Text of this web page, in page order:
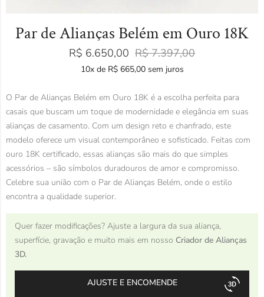
Par de Alianças Belém em Ouro 18K
R$ 6.650,00 R$7.397,00
10x de R$665,00 sem juros
O Par de Alianças Belém em Ouro 18K é a escolha perfeita para
casais que buscam um toque de modernidade e elegância em suas
alianças de casamento. Com um design reto e chanfrado, este
modelo oferece um visual contemporâneo e sofisticado. Feitas com
ouro 18K certificado, essas alianças são mais do que simples
acessórios – são símbolos duradouros de amor e compromisso.
Celebre sua união com o Par de Alianças Belém, onde o estilo
encontra a qualidade superior.
Quer fazer modificações? Ajuste a largura da sua aliança,
superfície, gravação e muito mais em nosso Criador de Alianças
3D.
AJUSTE E ENCOMENDE